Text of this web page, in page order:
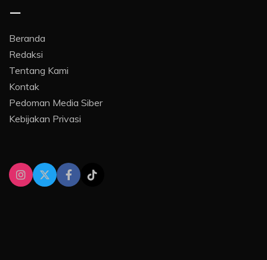
–
Beranda
Redaksi
Tentang Kami
Kontak
Pedoman Media Siber
Kebijakan Privasi